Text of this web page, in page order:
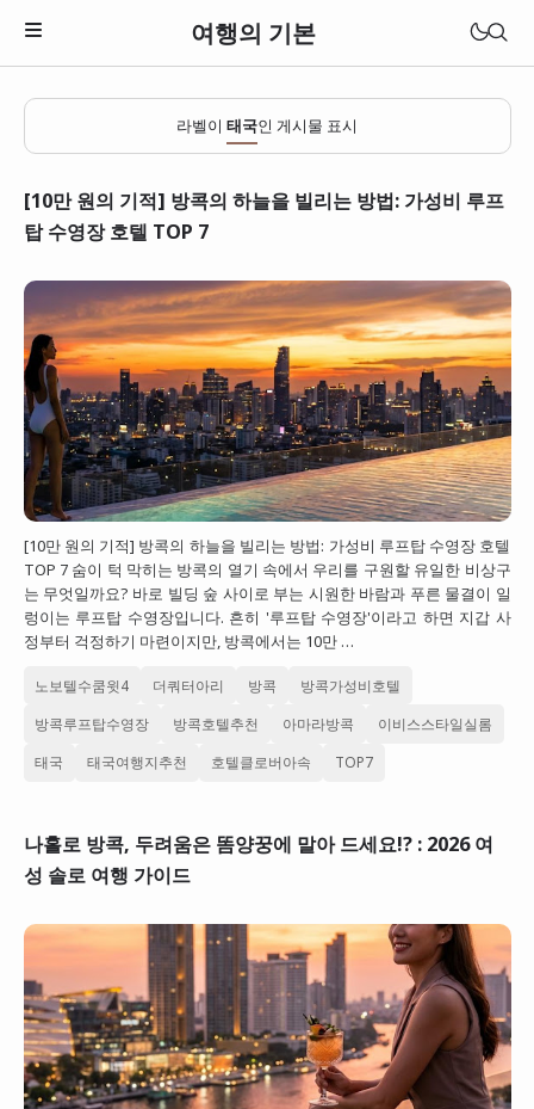
여행의 기본
일본
베트남
태국
대만
프랑스
이탈리아
스위스
스페인
라벨이 태국인 게시물 표시
[10만 원의 기적] 방콕의 하늘을 빌리는 방법: 가성비 루프
탑 수영장 호텔 TOP 7
[10만 원의 기적] 방콕의 하늘을 빌리는 방법: 가성비 루프탑 수영장 호텔
TOP 7 숨이 턱 막히는 방콕의 열기 속에서 우리를 구원할 유일한 비상구
는 무엇일까요? 바로 빌딩 숲 사이로 부는 시원한 바람과 푸른 물결이 일
렁이는 루프탑 수영장입니다. 흔히 '루프탑 수영장'이라고 하면 지갑 사
정부터 걱정하기 마련이지만, 방콕에서는 10만 …
노보텔수쿰윗4 더쿼터아리 방콕 방콕가성비호텔
방콕루프탑수영장 방콕호텔추천 아마라방콕 이비스스타일실롬
태국 태국여행지추천 호텔클로버아속 TOP7
나홀로 방콕, 두려움은 똠양꿍에 말아 드세요!? : 2026 여
성 솔로 여행 가이드